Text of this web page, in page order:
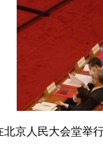
京人民大会堂举